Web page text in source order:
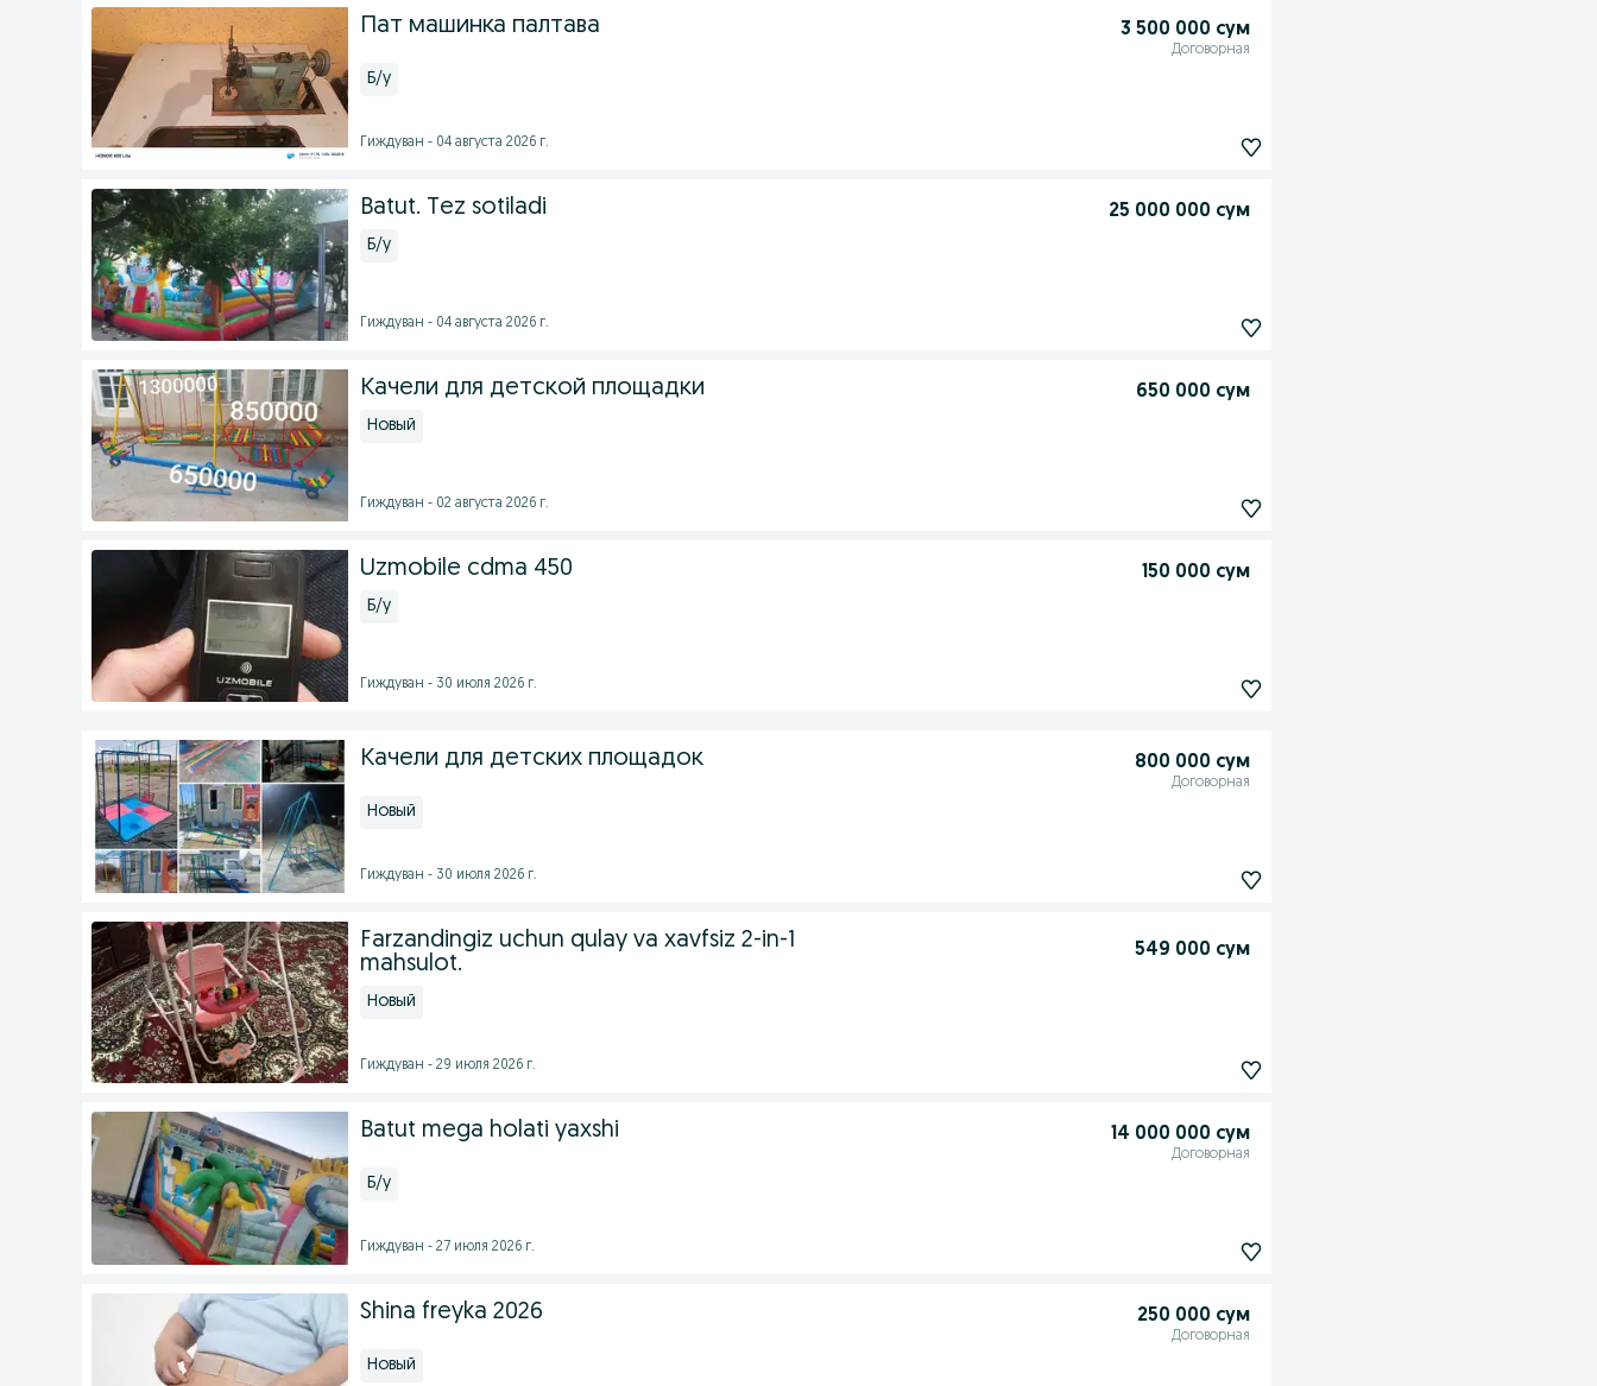
Пат машинка палтава 3 500 000 сум
Договорная
Б/у
Гиждуван - 04 августа 2026 г.
Batut. Tez sotiladi 25 000 000 сум
Б/у
Гиждуван - 04 августа 2026 г.
Качели для детской площадки 650 000 сум
Новый
Гиждуван - 02 августа 2026 г.
Uzmobile cdma 450 150 000 сум
Б/у
Гиждуван - 30 июля 2026 г.
Качели для детских площадок 800 000 сум
Договорная
Новый
Гиждуван - 30 июля 2026 г.
Farzandingiz uchun qulay va xavfsiz 2-in-1
mahsulot.
549 000 сум
Новый
Гиждуван - 29 июля 2026 г.
Batut mega holati yaxshi 14 000 000 сум
Договорная
Б/у
Гиждуван - 27 июля 2026 г.
Shina freyka 2026 250 000 сум
Договорная
Новый